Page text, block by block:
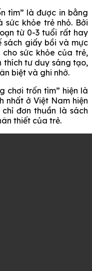
tìm” là được in bằng
sức khỏe trẻ nhỏ. Bởi
từ 0-3 tuổi rất hay
sách giấy bồi và mực
sức khỏe của trẻ,
thích tư duy sáng tạo,
biệt và ghi nhớ.
chơi trốn tìm” hiện là
nhất ở Việt Nam hiện
đơn thuần là sách
thiết của trẻ.